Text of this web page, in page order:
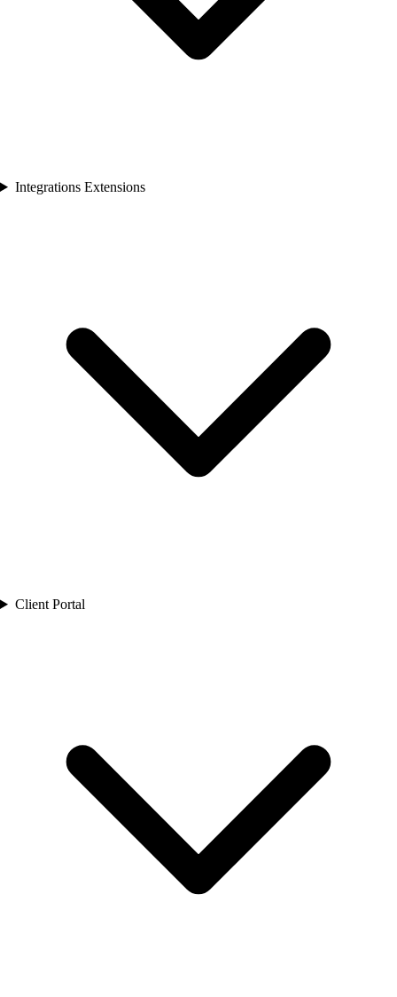
Integrations Extensions
Client Portal